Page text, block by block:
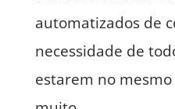
automatizados de
necessidade de
estarem no